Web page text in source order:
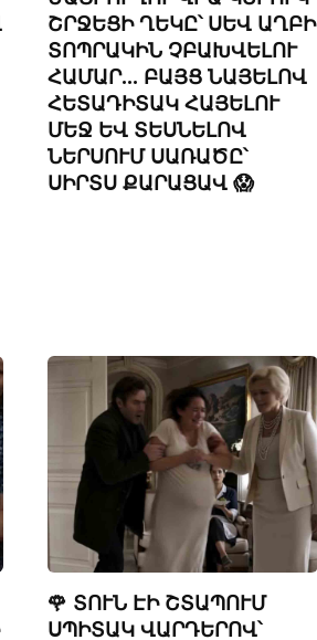
ՇՐՋԵՑԻ ՂԵԿԸ՝ ՍԵՎ ԱՂԲԻ
ՏՈՊՐԱԿԻՆ ՉԲԱԽՎԵԼՈՒ
ՀԱՄԱՐ… ԲԱՅՑ ՆԱՅԵԼՈՎ
ՀԵՏԱԴԻՏԱԿ ՀԱՅԵԼՈՒ
ՄԵՋ ԵՎ ՏԵՍՆԵԼՈՎ
ՆԵՐՍՈՒՄ ՍԱՌԱԾԸ՝
ՍԻՐՏՍ ՔԱՐԱՑԱՎ 😱
🌹 ՏՈՒՆ ԷԻ ՇՏԱՊՈՒՄ
ՍՊԻՏԱԿ ՎԱՐԴԵՐՈՎ՝